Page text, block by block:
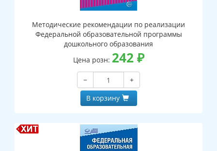
Методические рекомендации по реализации
Федеральной образовательной программы
дошкольного образования
Цена розн: 242 ₽
−
+
В корзину